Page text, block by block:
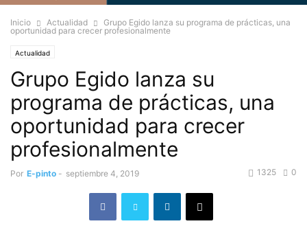
Inicio Actualidad
Grupo Egido lanza su programa de prácticas, una
oportunidad para crecer profesionalmente
Actualidad
Grupo Egido lanza su
programa de prácticas, una
oportunidad para crecer
profesionalmente
Por E-pinto - septiembre 4, 2019 0
1325